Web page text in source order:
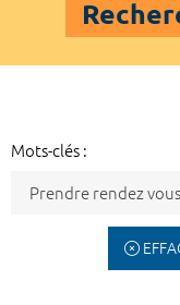
Mots-clés :